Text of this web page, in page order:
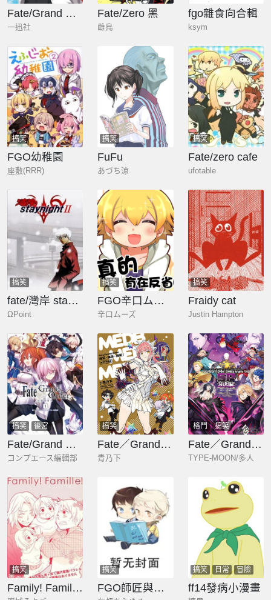
Fate/Grand Order Comic Anthology
一迅社
Fate/Zero 黑
雌鳥
fgo雜食向合輯
ksym
搞笑
FGO幼稚園
座敷(RRR)
搞笑
FuFu
あづち涼
搞笑
Fate/zero cafe
ufotable
搞笑
fate/灣岸 stay night
ΩPoint
搞笑
FGO辛口ムーズ四格漫畫
辛口ムーズ
搞笑
Fraidy cat
Justin Hampton
搞笑 後宮
Fate/Grand Order短篇漫畫集
コンプエース編輯部
搞笑
Fate／Grand Order 梅芙、梅芙、梅芙！ 青乃下作品集
青乃下
格鬥 搞笑
Fate／Grand Order 漫畫選集 PLUS! SP 對決篇！
TYPE-MOON/多人
搞笑
Family! Famille!
搞笑
FGO師匠與咕噠的甜蜜日常
搞笑 日常 冒險
ff14發病小漫畫